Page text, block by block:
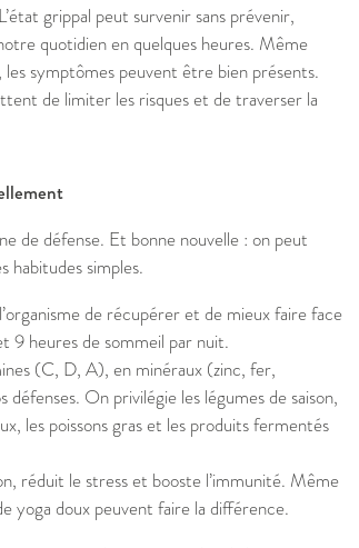
grippal peut survenir sans prévenir,
quotidien en quelques heures. Même
les symptômes peuvent être bien présents.
de limiter les risques et de traverser la
de défense. Et bonne nouvelle : on peut
habitudes simples.
de récupérer et de mieux faire face
9 heures de sommeil par nuit.
(C, D, A), en minéraux (zinc, fer,
On privilégie les légumes de saison,
les poissons gras et les produits fermentés
réduit le stress et booste l’immunité. Même
yoga doux peuvent faire la différence.